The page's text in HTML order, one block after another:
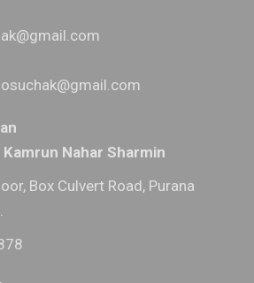
Nahar Sharmin
Box Culvert Road, Purana